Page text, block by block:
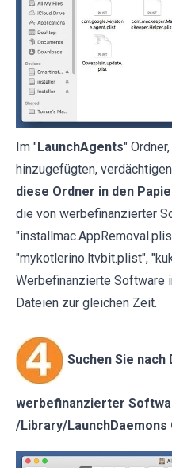
Im "LaunchAgents"
hinzugefügten,
diese Ordner in den
die von werbefinanzierter
"mykotlerino.ltvbit.plist",
Werbefinanzierte Software
Dateien zur gleichen Zeit.
Suchen Sie nach
werbefinanzierter
/Library/LaunchDaemons